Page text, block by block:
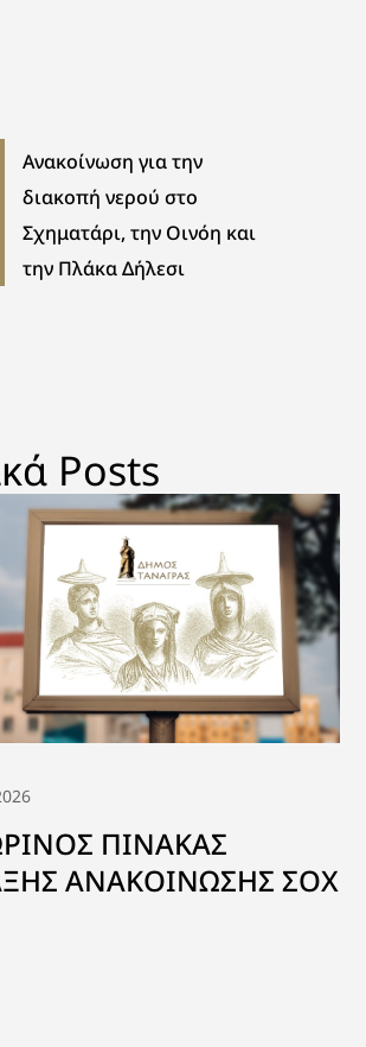
Ανακοίνωση για την
διακοπή νερού στο
Σχηματάρι, την Οινόη και
την Πλάκα Δήλεσι
Posts
ΠΙΝΑΚΑΣ
ΑΝΑΚΟΙΝΩΣΗΣ ΣΟΧ